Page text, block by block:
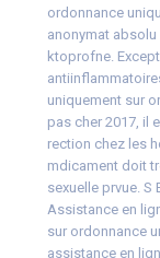
ordonnance
anonymat
ktoprofne.
uniquement sur
pas cher 2017, il
rection chez les
mdicament doit
sexuelle prvue.
Assistance en
sur ordonnance
assistance en